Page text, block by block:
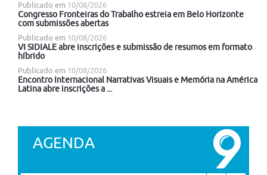
Publicado em 10/08/2026
Congresso Fronteiras do Trabalho estreia em Belo Horizonte
com submissões abertas
Publicado em 10/08/2026
VI SIDIALE abre inscrições e submissão de resumos em formato
híbrido
Publicado em 10/08/2026
Encontro Internacional Narrativas Visuais e Memória na América
Latina abre inscrições a ...
AGENDA